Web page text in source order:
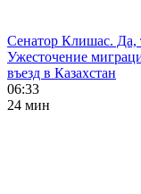
Сенатор Клишас. Да,
Ужесточение
въезд в Казахстан
06:33
24 мин